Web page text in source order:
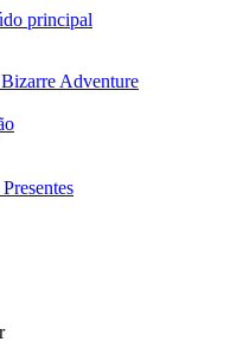
principal
Bizarre Adventure